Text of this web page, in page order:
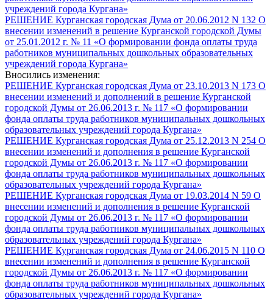
учреждений города Кургана»
РЕШЕНИЕ Курганская городская Дума от 20.06.2012 N 132 О
внесении изменений в решение Курганской городской Думы
от 25.01.2012 г. № 11 «О формировании фонда оплаты труда
работников муниципальных дошкольных образовательных
учреждений города Кургана»
Вносились изменения:
РЕШЕНИЕ Курганская городская Дума от 23.10.2013 N 173 О
внесении изменений и дополнений в решение Курганской
городской Думы от 26.06.2013 г. № 117 «О формировании
фонда оплаты труда работников муниципальных дошкольных
образовательных учреждений города Кургана»
РЕШЕНИЕ Курганская городская Дума от 25.12.2013 N 254 О
внесении изменений и дополнения в решение Курганской
городской Думы от 26.06.2013 г. № 117 «О формировании
фонда оплаты труда работников муниципальных дошкольных
образовательных учреждений города Кургана»
РЕШЕНИЕ Курганская городская Дума от 19.03.2014 N 59 О
внесении изменений и дополнения в решение Курганской
городской Думы от 26.06.2013 г. № 117 «О формировании
фонда оплаты труда работников муниципальных дошкольных
образовательных учреждений города Кургана»
РЕШЕНИЕ Курганская городская Дума от 24.06.2015 N 110 О
внесении изменений и дополнения в решение Курганской
городской Думы от 26.06.2013 г. № 117 «О формировании
фонда оплаты труда работников муниципальных дошкольных
образовательных учреждений города Кургана»